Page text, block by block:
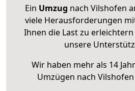
Ein Umzug nach Vilshofen
viele Herausforderungen
Ihnen die Last zu
unsere
Wir haben mehr als 14
Umzügen nach